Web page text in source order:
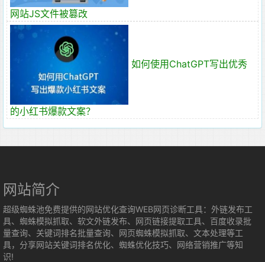
网站JS文件被篡改
如何使用ChatGPT写出优秀
的小红书爆款文案？
网站简介
超级蜘蛛池免费提供的网站优化查询WEB网页诊断工具：外链发布工
具、蜘蛛模拟抓取、软文外链发布、网页链接提取工具、百度收录批
量查询、关键词排名批量查询、网页蜘蛛模拟抓取、文本处理等工
具，分享网站关键词排名优化、蜘蛛优化技巧、网络营销推广等知
识!